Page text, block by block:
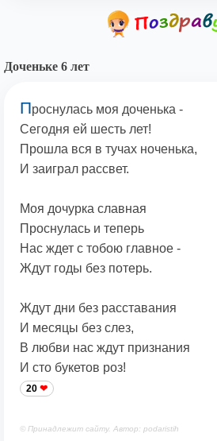
Доченьке 6 лет
Проснулась моя доченька -
Сегодня ей шесть лет!
Прошла вся в тучах ноченька,
И заиграл рассвет.
Моя дочурка славная
Проснулась и теперь
Нас ждет с тобою главное -
Ждут годы без потерь.
Ждут дни без расставания
И месяцы без слез,
В любви нас ждут признания
И сто букетов роз!
20
© Принадлежит сайту. Автор: podaristih